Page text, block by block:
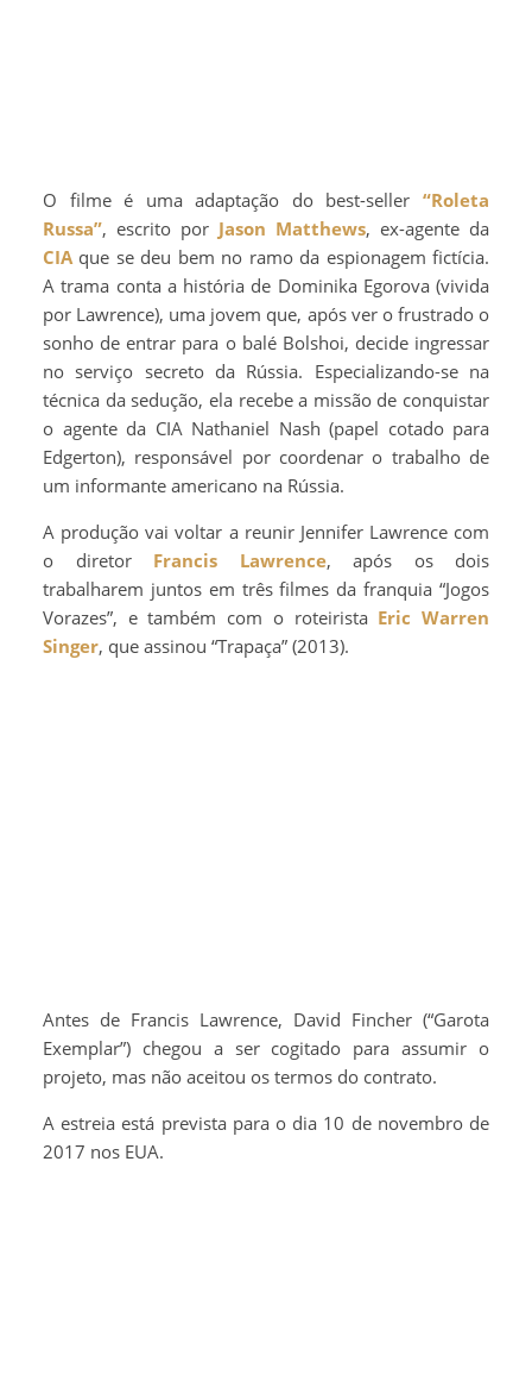
O filme é uma adaptação do best-seller “Roleta
Russa”, escrito por Jason Matthews, ex-agente da
CIAque se deu bem no ramo da espionagem fictícia.
A trama conta a história de Dominika Egorova (vivida
por Lawrence), uma jovem que, após ver o frustrado o
sonho de entrar para o balé Bolshoi, decide ingressar
no serviço secreto da Rússia. Especializando-se na
técnica da sedução, ela recebe a missão de conquistar
o agente da CIA Nathaniel Nash (papel cotado para
Edgerton), responsável por coordenar o trabalho de
um informante americano na Rússia.
A produção vai voltar a reunir Jennifer Lawrence com
o diretor Francis Lawrence, após os dois
trabalharem juntos em três filmes da franquia “Jogos
Vorazes”, e também com o roteirista Eric Warren
Singer, que assinou “Trapaça” (2013).
Antes de Francis Lawrence, David Fincher (“Garota
Exemplar”) chegou a ser cogitado para assumir o
projeto, mas não aceitou os termos do contrato.
A estreia está prevista para o dia 10 de novembro de
2017 nos EUA.